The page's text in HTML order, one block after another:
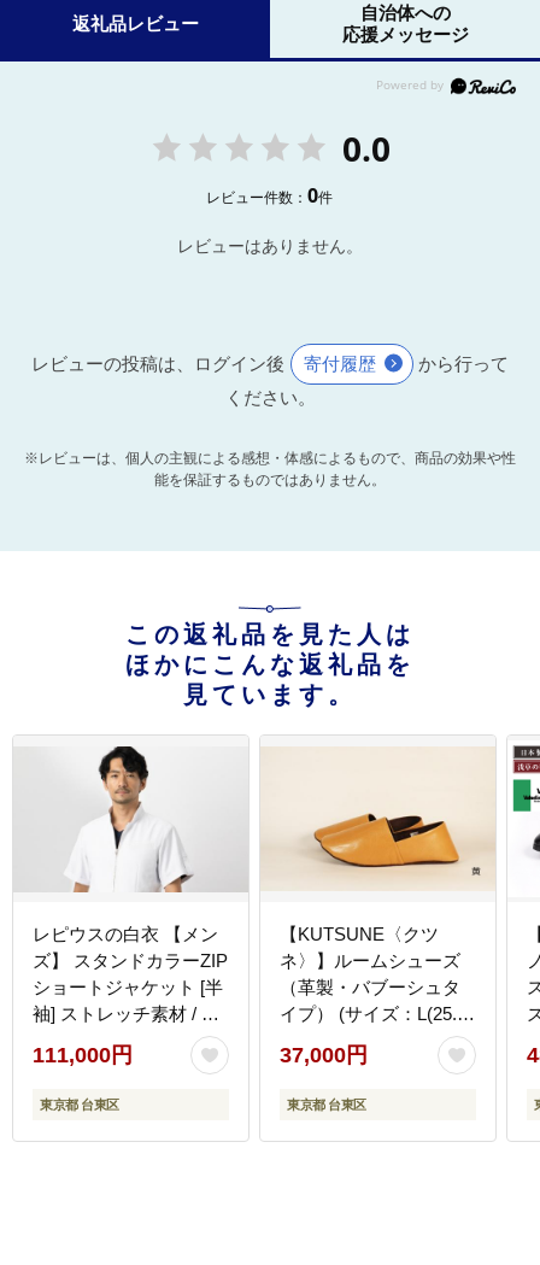
返礼品レビュー
自治体への
応援メッセージ
0.0
レビュー件数：0件
レビューはありません。
レビューの投稿は、ログイン後 寄付履歴
から行って
ください。
※レビューは、個人の主観による感想・体感によるもので、商品の効果や性
能を保証するものではありません。
この返礼品を見た人は
ほかにこんな返礼品を
見ています。
レピウスの白衣 【メン
ズ】 スタンドカラーZIP
ショートジャケット [半
袖] ストレッチ素材 / ネ
ーム刺繍付き(サイズ：
46サイズ)
111,000円
東京都 台東区
【KUTSUNE〈クツ
ネ〉】ルームシューズ
（革製・バブーシュタ
イプ） (サイズ：L(25.5-
26.0cm)、カラー：黄)
37,000円
東京都 台東区